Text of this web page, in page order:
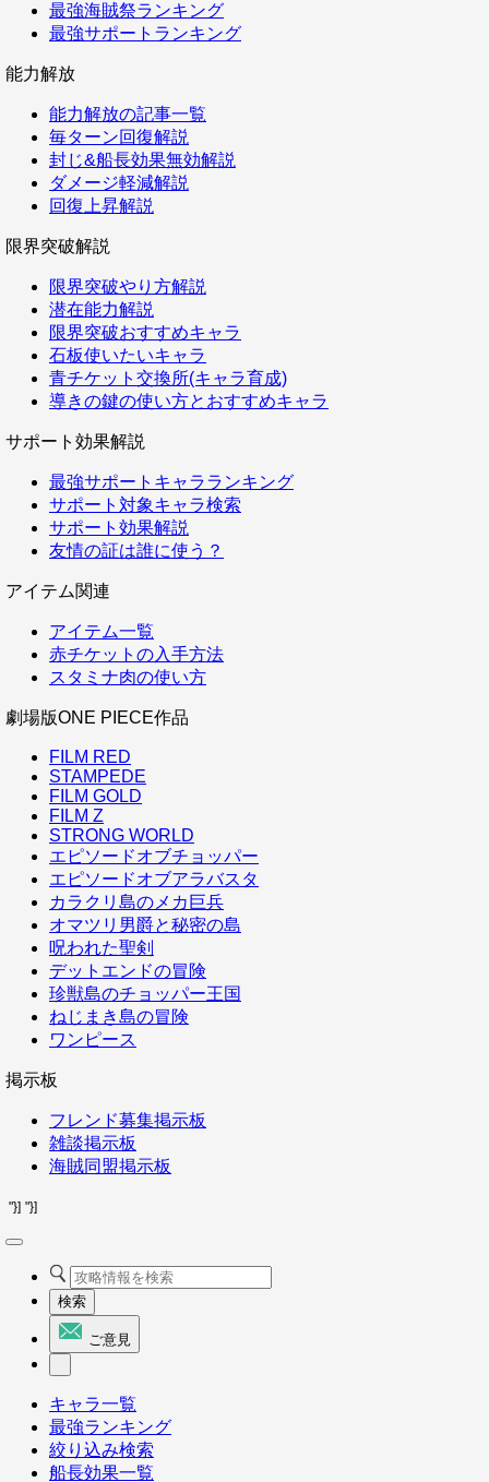
最強海賊祭ランキング
最強サポートランキング
能力解放
能力解放の記事一覧
毎ターン回復解説
封じ&船長効果無効解説
ダメージ軽減解説
回復上昇解説
限界突破解説
限界突破やり方解説
潜在能力解説
限界突破おすすめキャラ
石板使いたいキャラ
青チケット交換所(キャラ育成)
導きの鍵の使い方とおすすめキャラ
サポート効果解説
最強サポートキャラランキング
サポート対象キャラ検索
サポート効果解説
友情の証は誰に使う？
アイテム関連
アイテム一覧
赤チケットの入手方法
スタミナ肉の使い方
劇場版ONE PIECE作品
FILM RED
STAMPEDE
FILM GOLD
FILM Z
STRONG WORLD
エピソードオブチョッパー
エピソードオブアラバスタ
カラクリ島のメカ巨兵
オマツリ男爵と秘密の島
呪われた聖剣
デットエンドの冒険
珍獣島のチョッパー王国
ねじまき島の冒険
ワンピース
掲示板
フレンド募集掲示板
雑談掲示板
海賊同盟掲示板
"}] "}]
検索
ご意見
キャラ一覧
最強ランキング
絞り込み検索
船長効果一覧